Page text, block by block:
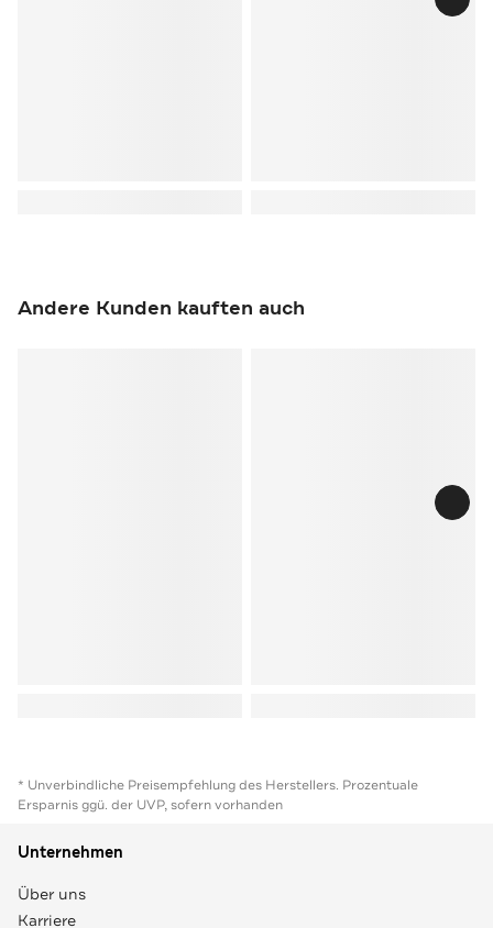
Andere Kunden kauften auch
* Unverbindliche Preisempfehlung des Herstellers. Prozentuale
Ersparnis ggü. der UVP, sofern vorhanden
Unternehmen
Über uns
Karriere